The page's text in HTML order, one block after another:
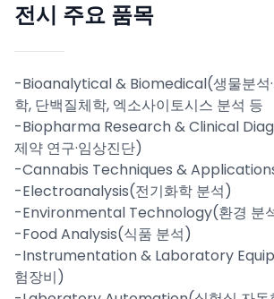
전시 주요 품목
-Bioanalytical & Biomedical(생물분석·
학, 단백질체학, 엑소사이토시스 분석 등
-Biopharma Research & Clinical
제약 연구·임상진단)
-Cannabis Techniques &
-Electroanalysis(전기화학 분석)
-Environmental Technology(환경 분
-Food Analysis(식품 분석)
-Instrumentation & Laboratory
험장비)